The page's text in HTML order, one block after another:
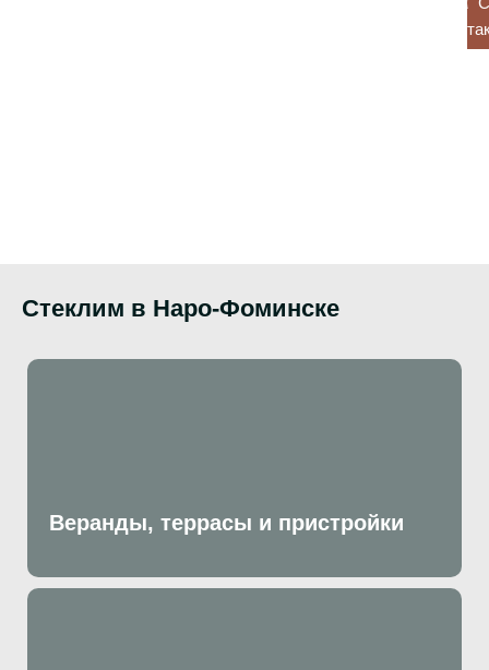
Стеклим в Наро-Фоминске
Веранды, террасы и пристройки